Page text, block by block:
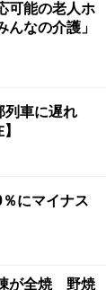
可能の老人ホ
なの介護」
列車に遅れ
にマイナス
が全焼 野焼